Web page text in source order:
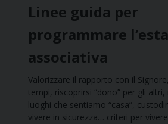
Linee guida per
programmare
associativa
Valorizzare il rapporto con il
tempi, riscoprirsi “dono” per gli
luoghi che sentiamo “casa”,
vivere in sicurezza… criteri per